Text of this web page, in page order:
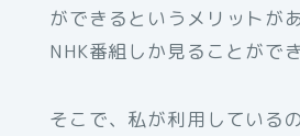
ができるというメリットが
NHK番組しか見ることがで
そこで、私が利用している